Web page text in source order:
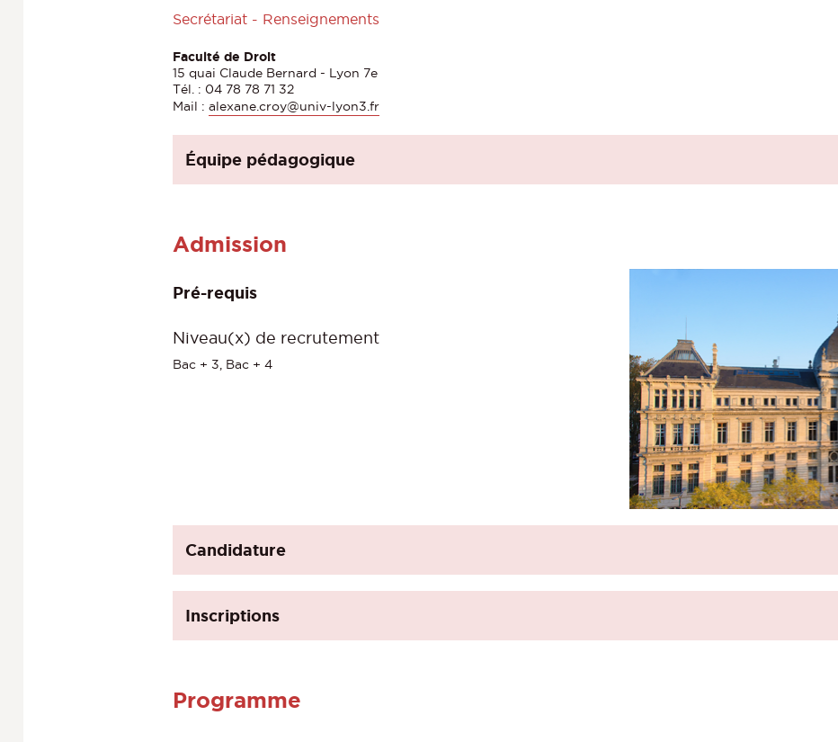
Secrétariat - Renseignements
Faculté de Droit
15 quai Claude Bernard - Lyon 7e
Tél. : 04 78 78 71 32
Mail : alexane.croy@univ-lyon3.fr
Équipe pédagogique
Admission
Pré-requis
Niveau(x) de recrutement
Bac + 3, Bac + 4
Candidature
Inscriptions
Programme